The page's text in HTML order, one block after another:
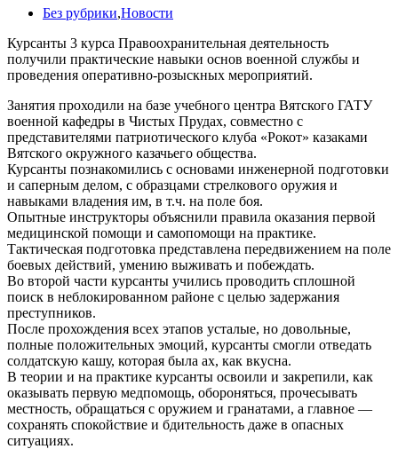
Без рубрики,Новости
Курсанты 3 курса Правоохранительная деятельность
получили практические навыки основ военной службы и
проведения оперативно-розыскных мероприятий.
Занятия проходили на базе учебного центра Вятского ГАТУ
военной кафедры в Чистых Прудах, совместно с
представителями патриотического клуба «Рокот» казаками
Вятского окружного казачьего общества.
Курсанты познакомились с основами инженерной подготовки
и саперным делом, с образцами стрелкового оружия и
навыками владения им, в т.ч. на поле боя.
Опытные инструкторы объяснили правила оказания первой
медицинской помощи и самопомощи на практике.
Тактическая подготовка представлена передвижением на поле
боевых действий, умению выживать и побеждать.
Во второй части курсанты учились проводить сплошной
поиск в неблокированном районе с целью задержания
преступников.
После прохождения всех этапов усталые, но довольные,
полные положительных эмоций, курсанты смогли отведать
солдатскую кашу, которая была ах, как вкусна.
В теории и на практике курсанты освоили и закрепили, как
оказывать первую медпомощь, обороняться, прочесывать
местность, обращаться с оружием и гранатами, а главное —
сохранять спокойствие и бдительность даже в опасных
ситуациях.